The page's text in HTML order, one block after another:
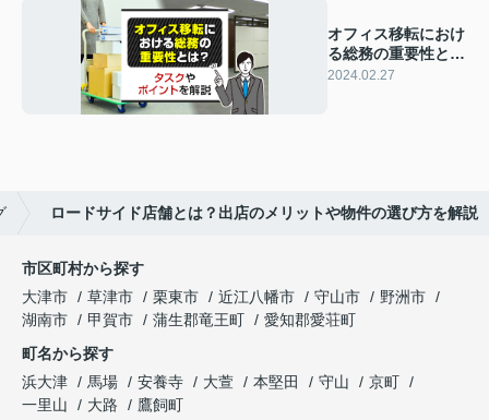
オフィス移転におけ
る総務の重要性と
は？タスクやポイン
2024.02.27
ロードサイド店舗とは？出店のメリットや物件の選び方を解説
市区町村から探す
大津市
草津市 栗東市 近江八幡市 守山市
野洲市
湖南市
甲賀市 蒲生郡竜王町
愛知郡愛荘町
町名から探す
浜大津
馬場 安養寺 大萱 本堅田 守山
京町
一里山
大路
鷹飼町